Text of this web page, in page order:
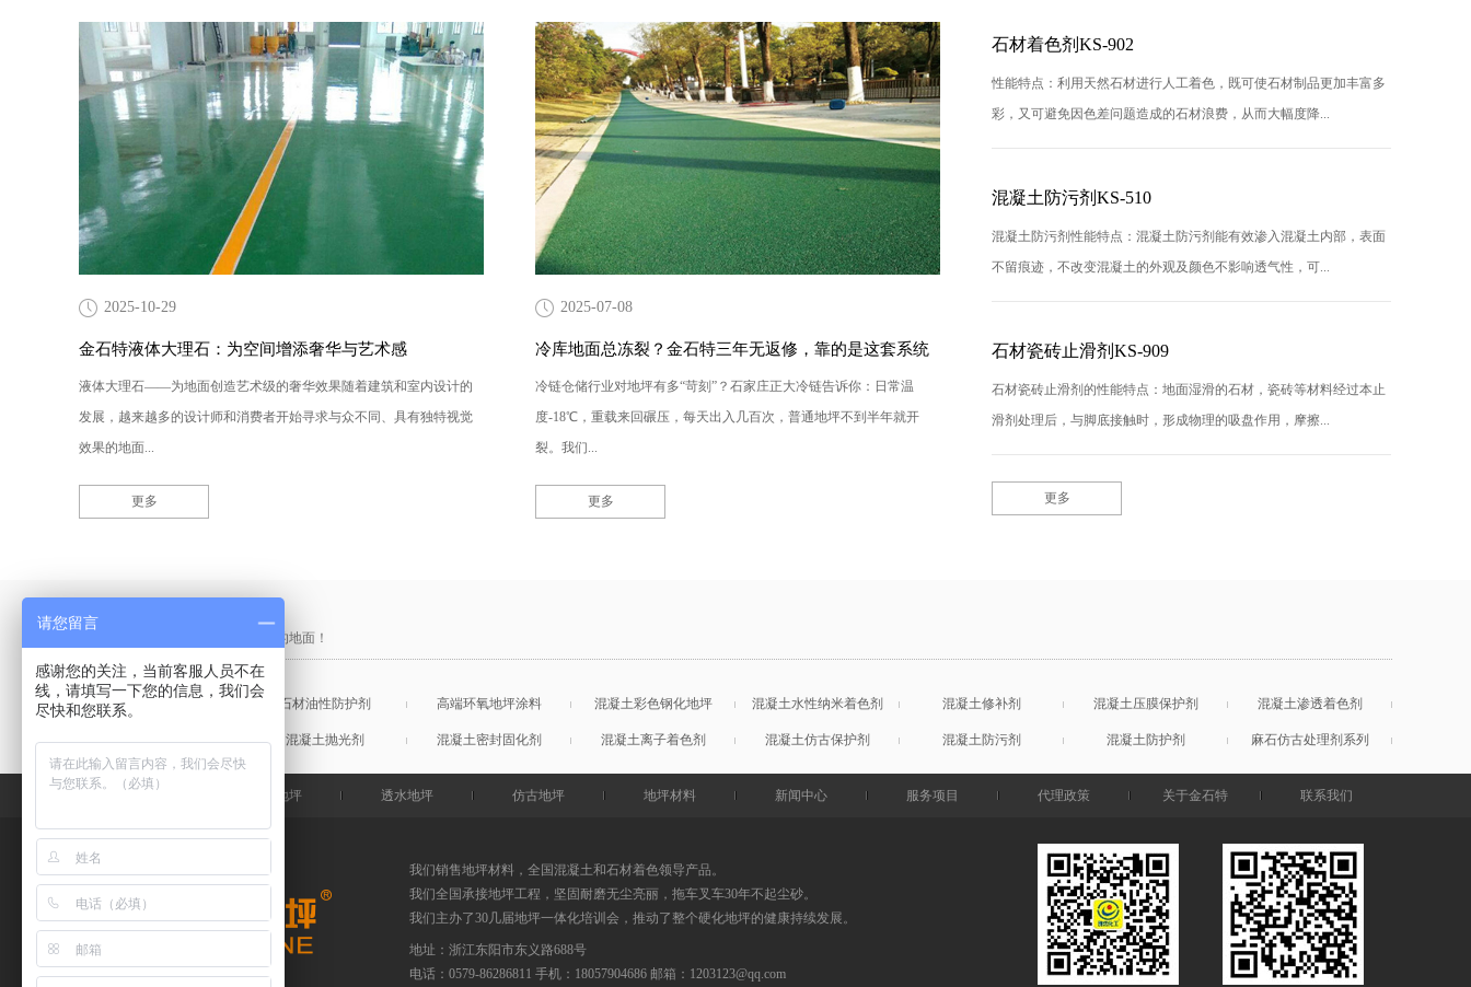
2025-10-29
金石特液体大理石：为空间增添奢华与艺术感
液体大理石——为地面创造艺术级的奢华效果随着建筑和室内设计的
发展，越来越多的设计师和消费者开始寻求与众不同、具有独特视觉
效果的地面...
更多
2025-07-08
冷库地面总冻裂？金石特三年无返修，靠的是这套系统
冷链仓储行业对地坪有多“苛刻”？石家庄正大冷链告诉你：日常温
度-18℃，重载来回碾压，每天出入几百次，普通地坪不到半年就开
裂。我们...
更多
石材着色剂KS-902
性能特点：利用天然石材进行人工着色，既可使石材制品更加丰富多
彩，又可避免因色差问题造成的石材浪费，从而大幅度降...
混凝土防污剂KS-510
混凝土防污剂性能特点：混凝土防污剂能有效渗入混凝土内部，表面
不留痕迹，不改变混凝土的外观及颜色不影响透气性，可...
石材瓷砖止滑剂KS-909
石材瓷砖止滑剂的性能特点：地面湿滑的石材，瓷砖等材料经过本止
滑剂处理后，与脚底接触时，形成物理的吸盘作用，摩擦...
更多
产品采购直通车
做中国最硬的地坪，金石特钢化您的地面！
混凝土表面增强剂 石材油性防护剂 高端环氧地坪涂料 混凝土彩色钢化地坪 混凝土水性纳米着色剂 混凝土修补剂 混凝土压膜保护剂 混凝土渗透着色剂
混凝土润色剂 混凝土抛光剂 混凝土密封固化剂 混凝土离子着色剂 混凝土仿古保护剂 混凝土防污剂 混凝土防护剂 麻石仿古处理剂系列
钢化地坪 透水地坪 仿古地坪 地坪材料 新闻中心 服务项目 代理政策 关于金石特 联系我们
我们销售地坪材料，全国混凝土和石材着色领导产品。
我们全国承接地坪工程，坚固耐磨无尘亮丽，拖车叉车30年不起尘砂。
我们主办了30几届地坪一体化培训会，推动了整个硬化地坪的健康持续发展。
地址：浙江东阳市东义路688号
电话： 0579-86286811 手机：18057904686 邮箱： 1203123@qq.com
请您留言
感谢您的关注，当前客服人员不在
线，请填写一下您的信息，我们会
尽快和您联系。